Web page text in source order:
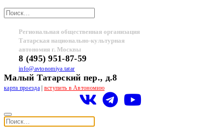
Региональная общественная организация
Татарская национально-культурная
автономия г. Москвы
8 (495) 951-87-59
info@avtonomiya.tatar
Малый Татарский пер., д.8
карта проезда| вступить в Автономию